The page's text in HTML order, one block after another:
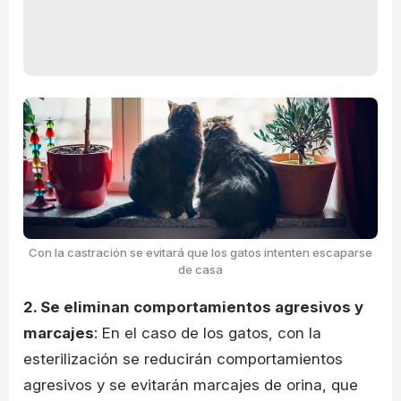
Con la castración se evitará que los gatos intenten escaparse
de casa
2. Se eliminan comportamientos agresivos y
marcajes: En el caso de los gatos, con la
esterilización se reducirán comportamientos
agresivos y se evitarán marcajes de orina, que